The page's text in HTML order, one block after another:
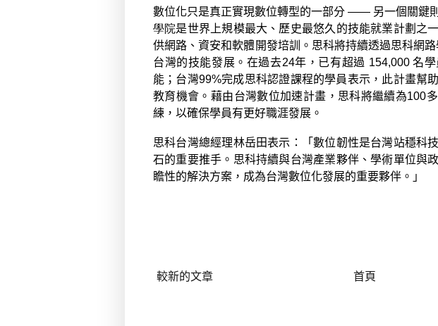
數位化只是真正實現數位轉型的一部分 —— 另一個關鍵
學院是世界上規模最大、歷史最悠久的技能就業計劃之
供網路、資安和軟體開發培訓。思科將持續透過思科網
台灣的技能發展。在過去24年，已有超過 154,000名
能；台灣99%完成思科認證課程的學員表示，此計畫幫
教育機會。藉由台灣數位加速計畫，思科將繼續為100
練，以確保學員有更好職涯發展。
思科台灣總經理林岳田表示：「數位韌性是台灣站穩科
石的重要推手。思科持續與台灣產業夥伴、學術單位與
瞻性的解決方案，成為台灣數位化發展的重要夥伴。」
較新的文章 首頁